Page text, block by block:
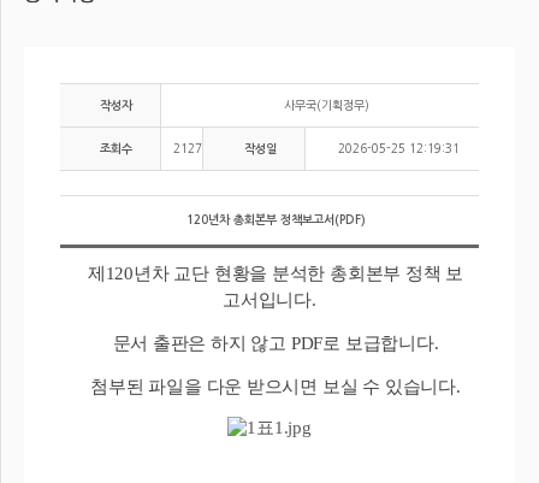
작성자 사무국(기획정무)
조회수 2127 작성일 2026-05-25 12:19:31
120년차 총회본부 정책보고서(PDF)
제120년차 교단 현황을 분석한 총회본부 정책 보
고서입니다.
문서 출판은 하지 않고 PDF로 보급합니다.
첨부된 파일을 다운 받으시면 보실 수 있습니다.